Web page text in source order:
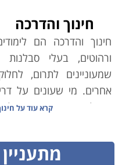
חינוך והדרכה
חינוך והדרכה הם
ורהוטים, בעלי סבלנות
שמעוניינים לתרום,
אחרים. מי שעונים על
בנקל באחד מתחומי
אותה הם מעוניינים
מאפשר לכל אחד שרוצה
קרא עוד על